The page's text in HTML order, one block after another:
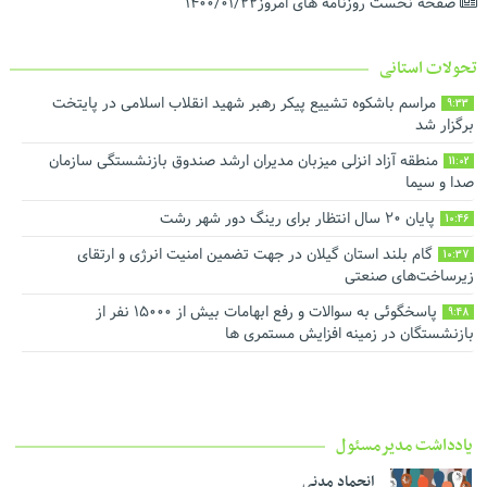
تحولات استانی
9:33
مراسم باشکوه تشییع پیکر رهبر شهید انقلاب اسلامی در پایتخت
برگزار شد
11:02
منطقه آزاد انزلی میزبان مدیران ارشد صندوق بازنشستگی سازمان
صدا و سیما
10:46 پایان ۲۰ سال انتظار برای رینگ دور شهر رشت
10:37
گام بلند استان گیلان در جهت تضمین امنیت انرژی و ارتقای
زیرساخت‌های صنعتی
9:48
پاسخگوئی به سوالات و رفع ابهامات بیش از ۱۵۰۰۰ نفر از
بازنشستگان در زمینه افزایش مستمری ها
یادداشت مدیرمسئول